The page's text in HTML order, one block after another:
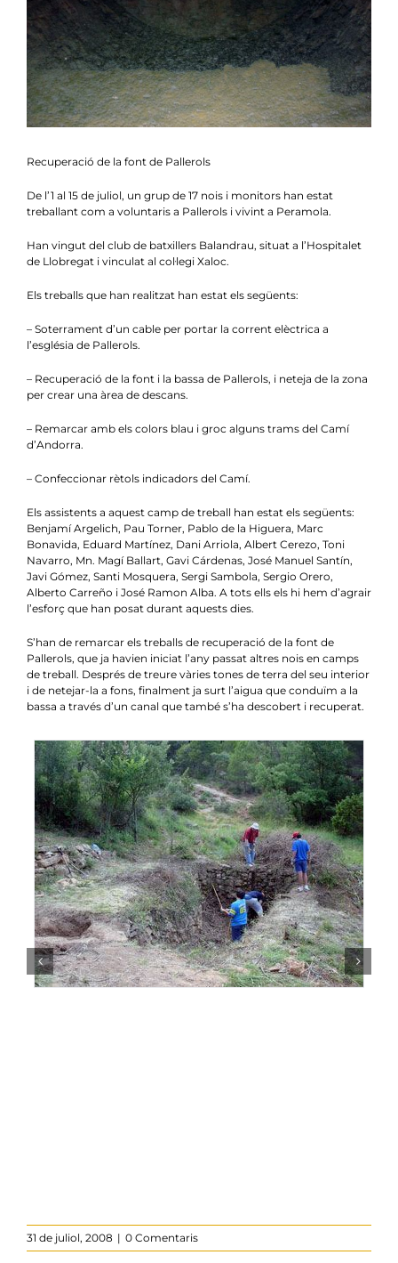
Notícies
Agenda
Contacte
Col.labora
Recuperació de la font de Pallerols
De l’1 al 15 de juliol, un grup de 17 nois i monitors han estat
treballant com a voluntaris a Pallerols i vivint a Peramola.
Han vingut del club de batxillers Balandrau, situat a l’Hospitalet
de Llobregat i vinculat al col·legi Xaloc.
Els treballs que han realitzat han estat els següents:
– Soterrament d’un cable per portar la corrent elèctrica a
l’església de Pallerols.
– Recuperació de la font i la bassa de Pallerols, i neteja de la zona
per crear una àrea de descans.
– Remarcar amb els colors blau i groc alguns trams del Camí
d’Andorra.
– Confeccionar rètols indicadors del Camí.
Els assistents a aquest camp de treball han estat els següents:
Benjamí Argelich, Pau Torner, Pablo de la Higuera, Marc
Bonavida, Eduard Martínez, Dani Arriola, Albert Cerezo, Toni
Navarro, Mn. Magí Ballart, Gavi Cárdenas, José Manuel Santín,
Javi Gómez, Santi Mosquera, Sergi Sambola, Sergio Orero,
Alberto Carreño i José Ramon Alba. A tots ells els hi hem d’agrair
l’esforç que han posat durant aquests dies.
S’han de remarcar els treballs de recuperació de la font de
Pallerols, que ja havien iniciat l’any passat altres nois en camps
de treball. Després de treure vàries tones de terra del seu interior
i de netejar-la a fons, finalment ja surt l’aigua que conduïm a la
bassa a través d’un canal que també s’ha descobert i recuperat.
31 de juliol, 2008 | 0 Comentaris